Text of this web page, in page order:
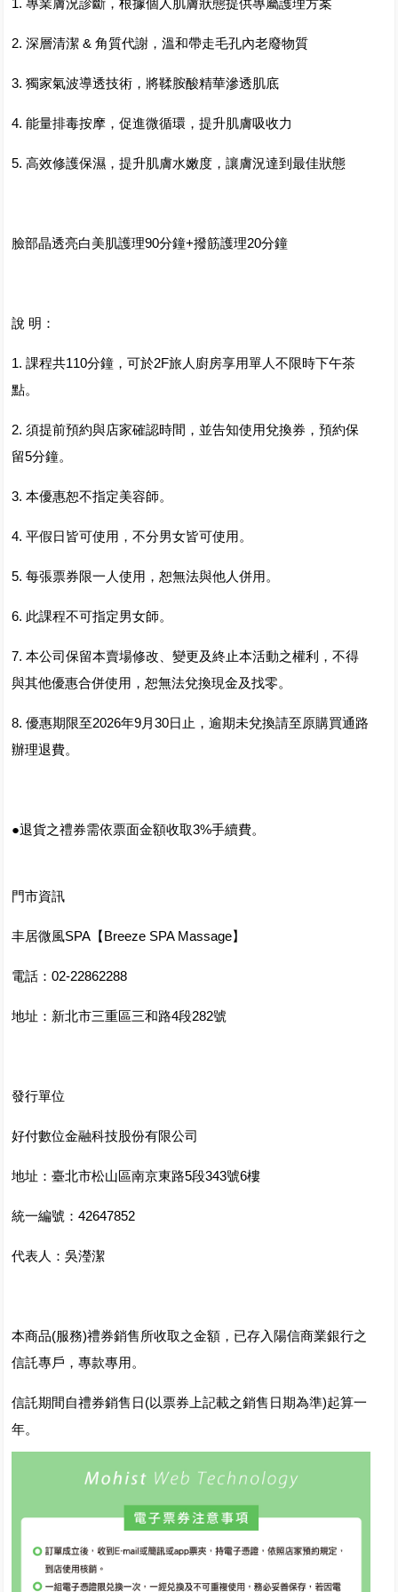
2. 深層清潔 & 角質代謝，溫和帶走毛孔內老廢物質
3. 獨家氣波導透技術，將鞣胺酸精華滲透肌底
4. 能量排毒按摩，促進微循環，提升肌膚吸收力
5. 高效修護保濕，提升肌膚水嫩度，讓膚況達到最佳狀態
臉部晶透亮白美肌護理90分鐘+撥筋護理20分鐘
說 明：
1. 課程共110分鐘，可於2F旅人廚房享用單人不限時下午茶
點。
2. 須提前預約與店家確認時間，並告知使用兌換券，預約保
留5分鐘。
3. 本優惠恕不指定美容師。
4. 平假日皆可使用，不分男女皆可使用。
5. 每張票券限一人使用，恕無法與他人併用。
6. 此課程不可指定男女師。
7. 本公司保留本賣場修改、變更及終止本活動之權利，不得
與其他優惠合併使用，恕無法兌換現金及找零。
8. 優惠期限至2026年9月30日止，逾期未兌換請至原購買通路
辦理退費。
●退貨之禮券需依票面金額收取3%手續費。
門市資訊
丰居微風SPA【Breeze SPA Massage】
電話：02-22862288
地址：新北市三重區三和路4段282號
發行單位
好付數位金融科技股份有限公司
地址：臺北市松山區南京東路5段343號6樓
統一編號：42647852
代表人：吳瀅潔
本商品(服務)禮券銷售所收取之金額，已存入陽信商業銀行之
信託專戶，專款專用。
信託期間自禮券銷售日(以票券上記載之銷售日期為準)起算一
年。